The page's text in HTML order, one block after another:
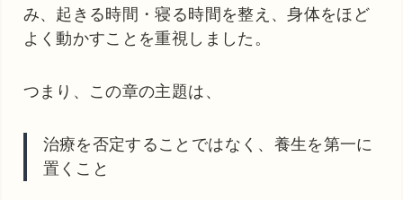
み、起きる時間・寝る時間を整え、身体をほど
よく動かすことを重視しました。
つまり、この章の主題は、
治療を否定することではなく、養生を第一に
置くこと